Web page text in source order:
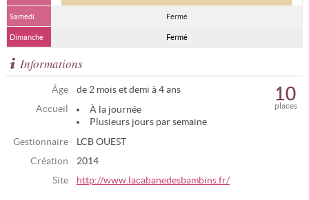
Samedi Fermé
Dimanche Fermé
Informations
Âge
de 2 mois et demi à 4 ans
Accueil
À la journée
Plusieurs jours par semaine
Gestionnaire
LCB OUEST
Création
2014
Site
http://www.lacabanedesbambins.fr/
places
10